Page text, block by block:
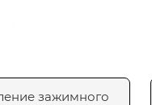
зажимного